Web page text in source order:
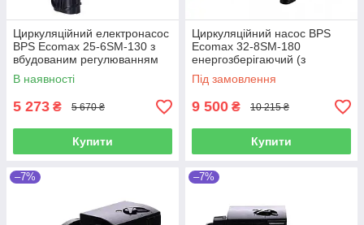
Циркуляційний електронасос
BPS Ecomax 25-6SM-130 з
вбудованим регулюванням
частоти обертання ротора
В наявності
5 273 ₴ 5 670 ₴
Купити
Циркуляційний насос BPS
Ecomax 32-8SM-180
енергозберігаючий (з
частотником)
Під замовлення
9 500 ₴ 10 215 ₴
Купити
–7% –7%